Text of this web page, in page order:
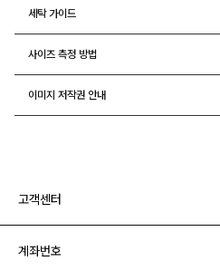
세탁 가이드
사이즈 측정 방법
이미지 저작권 안내
고객센터
계좌번호